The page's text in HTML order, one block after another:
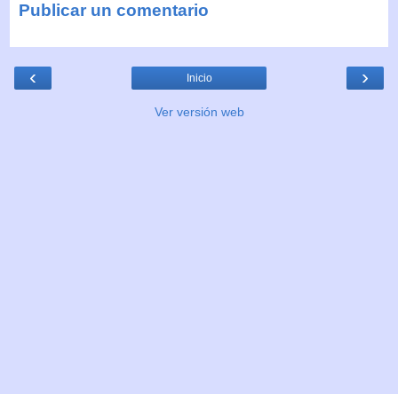
Publicar un comentario
‹ ›
Inicio
Ver versión web